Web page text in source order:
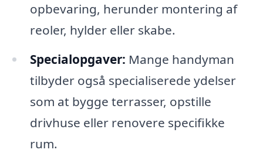
opbevaring, herunder montering af
reoler, hylder eller skabe.
Specialopgaver: Mange handyman
tilbyder også specialiserede ydelser
som at bygge terrasser, opstille
drivhuse eller renovere specifikke
rum.